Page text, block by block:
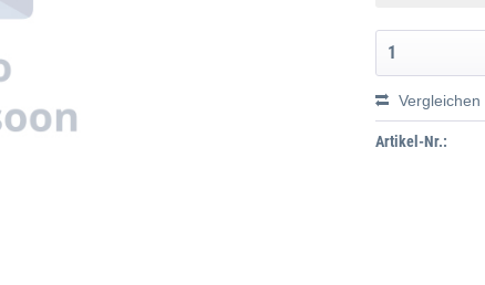
Vergleichen
Artikel-Nr.: